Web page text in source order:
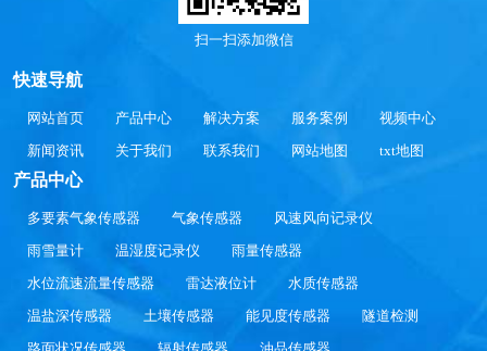
扫一扫添加微信
快速导航
网站首页 产品中心 解决方案 服务案例
视频中心
新闻资讯
关于我们 联系我们 网站地图 txt地图
产品中心
多要素气象传感器 气象传感器
风速风向记录仪
雨雪量计
温湿度记录仪
雨量传感器
水位流速流量传感器
雷达液位计
水质传感器
温盐深传感器
土壤传感器 能见度传感器
隧道检测